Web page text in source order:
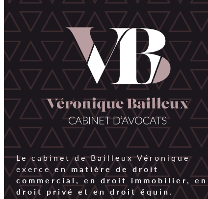
Le cabinet de Bailleux Véronique
exerceen matière de droit
commercial, en droit immobilier, en
droit privé et en droit équin.